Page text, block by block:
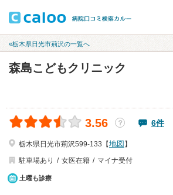
«栃木県日光市荊沢の一覧へ
森島こどもクリニック
3.56 ？ 6件
栃木県日光市荊沢599-133【地図 】
駐車場あり
女医在籍 マイナ受付
土曜も診療